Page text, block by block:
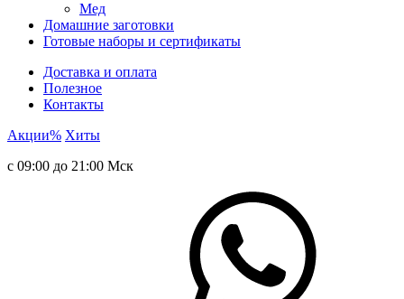
Мед
Домашние заготовки
Готовые наборы и сертификаты
Доставка и оплата
Полезное
Контакты
Акции% Хиты
с 09:00 до 21:00 Мск